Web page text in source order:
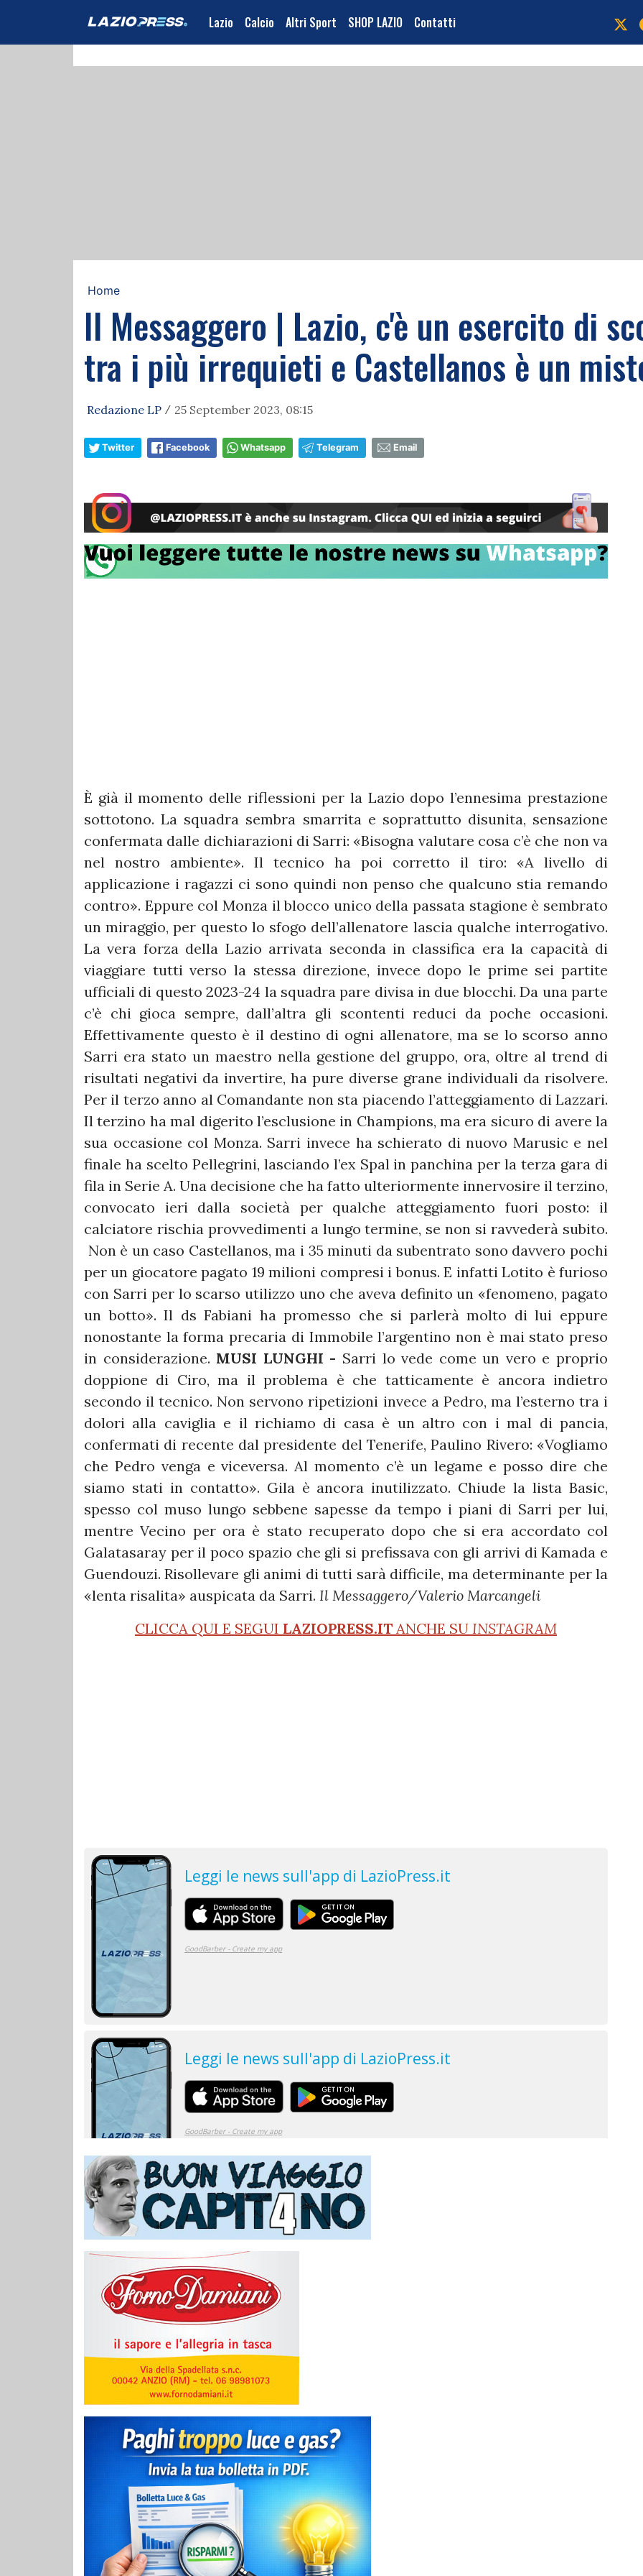
Lazio Calcio Altri Sport SHOP LAZIO Contatti
Home
Il Messaggero | Lazio, c'è un esercito di
tra i più irrequieti e Castellanos è un
Redazione LP / 25 September 2023, 08:15
Twitter Facebook Whatsapp Telegram Email
È già il momento delle riflessioni per la Lazio dopo l’ennesima prestazione
sottotono. La squadra sembra smarrita e soprattutto disunita, sensazione
confermata dalle dichiarazioni di Sarri: «Bisogna valutare cosa c’è che non va
nel nostro ambiente». Il tecnico ha poi corretto il tiro: «A livello di
applicazione i ragazzi ci sono quindi non penso che qualcuno stia remando
contro». Eppure col Monza il blocco unico della passata stagione è sembrato
un miraggio, per questo lo sfogo dell’allenatore lascia qualche interrogativo.
La vera forza della Lazio arrivata seconda in classifica era la capacità di
viaggiare tutti verso la stessa direzione, invece dopo le prime sei partite
ufficiali di questo 2023-24 la squadra pare divisa in due blocchi. Da una parte
c’è chi gioca sempre, dall’altra gli scontenti reduci da poche occasioni.
Effettivamente questo è il destino di ogni allenatore, ma se lo scorso anno
Sarri era stato un maestro nella gestione del gruppo, ora, oltre al trend di
risultati negativi da invertire, ha pure diverse grane individuali da risolvere.
Per il terzo anno al Comandante non sta piacendo l’atteggiamento di Lazzari.
Il terzino ha mal digerito l’esclusione in Champions, ma era sicuro di avere la
sua occasione col Monza. Sarri invece ha schierato di nuovo Marusic e nel
finale ha scelto Pellegrini, lasciando l’ex Spal in panchina per la terza gara di
fila in Serie A. Una decisione che ha fatto ulteriormente innervosire il terzino,
convocato ieri dalla società per qualche atteggiamento fuori posto: il
calciatore rischia provvedimenti a lungo termine, se non si ravvederà subito.
Non è un caso Castellanos, ma i 35 minuti da subentrato sono davvero pochi
per un giocatore pagato 19 milioni compresi i bonus. E infatti Lotito è furioso
con Sarri per lo scarso utilizzo uno che aveva definito un «fenomeno, pagato
un botto». Il ds Fabiani ha promesso che si parlerà molto di lui eppure
nonostante la forma precaria di Immobile l’argentino non è mai stato preso
in considerazione. MUSI LUNGHI - Sarri lo vede come un vero e proprio
doppione di Ciro, ma il problema è che tatticamente è ancora indietro
secondo il tecnico. Non servono ripetizioni invece a Pedro, ma l’esterno tra i
dolori alla caviglia e il richiamo di casa è un altro con i mal di pancia,
confermati di recente dal presidente del Tenerife, Paulino Rivero: «Vogliamo
che Pedro venga e viceversa. Al momento c’è un legame e posso dire che
siamo stati in contatto». Gila è ancora inutilizzato. Chiude la lista Basic,
spesso col muso lungo sebbene sapesse da tempo i piani di Sarri per lui,
mentre Vecino per ora è stato recuperato dopo che si era accordato col
Galatasaray per il poco spazio che gli si prefissava con gli arrivi di Kamada e
Guendouzi. Risollevare gli animi di tutti sarà difficile, ma determinante per la
«lenta risalita» auspicata da Sarri. Il Messaggero/Valerio Marcangeli
CLICCA QUI E SEGUI LAZIOPRESS.IT ANCHE SU INSTAGRAM